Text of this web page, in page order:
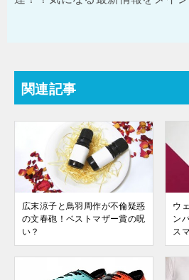
関連記事
広末涼子と鳥羽周作が不倫疑惑
の文春砲！ベストマザー賞の呪
い？
ウ
ン
ス